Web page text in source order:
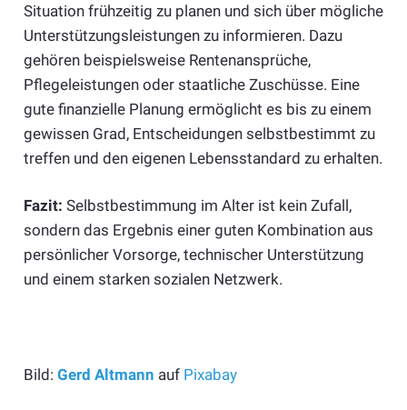
Situation frühzeitig zu planen und sich über mögliche
Unterstützungsleistungen zu informieren. Dazu
gehören beispielsweise Rentenansprüche,
Pflegeleistungen oder staatliche Zuschüsse. Eine
gute finanzielle Planung ermöglicht es bis zu einem
gewissen Grad, Entscheidungen selbstbestimmt zu
treffen und den eigenen Lebensstandard zu erhalten.
Fazit: Selbstbestimmung im Alter ist kein Zufall,
sondern das Ergebnis einer guten Kombination aus
persönlicher Vorsorge, technischer Unterstützung
und einem starken sozialen Netzwerk.
Bild: Gerd Altmann auf Pixabay